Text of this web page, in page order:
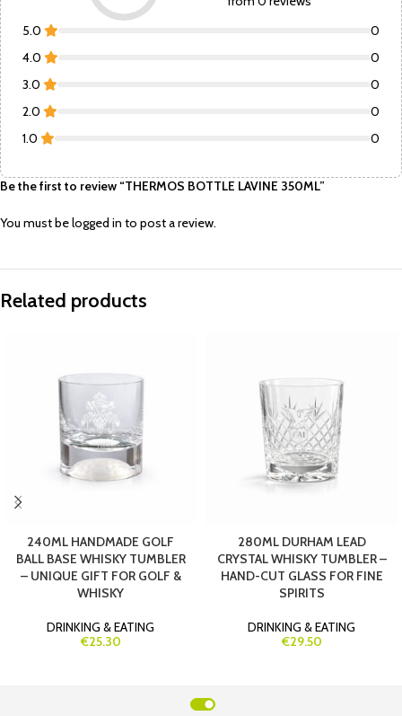
5.0
0
4.0
0
3.0
0
2.0
0
1.0
0
Be the first to review “THERMOS BOTTLE LAVINE 350ML”
You must belogged in to post a review.
Related products
240ML HANDMADE GOLF
BALL BASE WHISKY TUMBLER
– UNIQUE GIFT FOR GOLF &
WHISKY
DRINKING & EATING
€25.30
280ML DURHAM LEAD
CRYSTAL WHISKY TUMBLER –
HAND-CUT GLASS FOR FINE
SPIRITS
DRINKING & EATING
€29.50